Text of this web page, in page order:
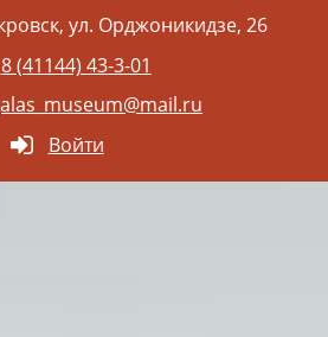
ул. Орджоникидзе, 26
8 (41144) 43-3-01
Войти